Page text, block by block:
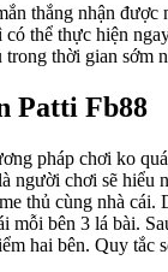
thắng nhận được
có thể thực hiện
trong thời gian sớm
Patti Fb88
pháp chơi ko
người chơi sẽ hiểu
thủ cùng nhà cái.
mỗi bên 3 lá bài.
hai bên. Quy tắc